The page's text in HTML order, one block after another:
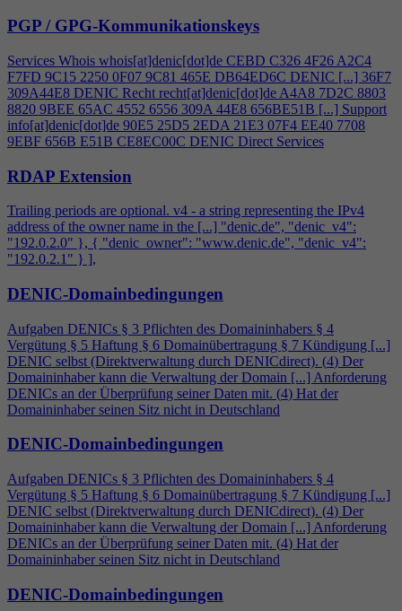
PGP / GPG-Kommunikationskeys
Services Whois whois[at]denic[dot]de CEBD C326 4F26 A2C4
F7FD 9C15 2250 0F07 9C81 465E DB64ED6C DENIC [...] 36F7
309A44E8 DENIC Recht recht[at]denic[dot]de A4A8 7D2C 8803
8820 9BEE 65AC 4552 6556 309A 44E8 656BE51B [...] Support
info[at]denic[dot]de 90E5 25D5 2EDA 21E3 07F4 EE40 7708
9EBF 656B E51B CE8EC00C DENIC Direct Services
RDAP Extension
Trailing periods are optional. v4 - a string representing the IPv4
address of the owner name in the [...] "denic.de", "denic_v4":
"192.0.2.0" }, { "denic_owner": "www.denic.de", "denic_v4":
"192.0.2.1" } ],
DENIC-Domainbedingungen
Aufgaben DENICs § 3 Pflichten des Domaininhabers § 4
Vergütung § 5 Haftung § 6 Domainübertragung § 7 Kündigung [...]
DENIC selbst (Direktverwaltung durch DENICdirect). (4) Der
Domaininhaber kann die Verwaltung der Domain [...] Anforderung
DENICs an der Überprüfung seiner Daten mit. (4) Hat der
Domaininhaber seinen Sitz nicht in Deutschland
DENIC-Domainbedingungen
Aufgaben DENICs § 3 Pflichten des Domaininhabers § 4
Vergütung § 5 Haftung § 6 Domainübertragung § 7 Kündigung [...]
DENIC selbst (Direktverwaltung durch DENICdirect). (4) Der
Domaininhaber kann die Verwaltung der Domain [...] Anforderung
DENICs an der Überprüfung seiner Daten mit. (4) Hat der
Domaininhaber seinen Sitz nicht in Deutschland
DENIC-Domainbedingungen